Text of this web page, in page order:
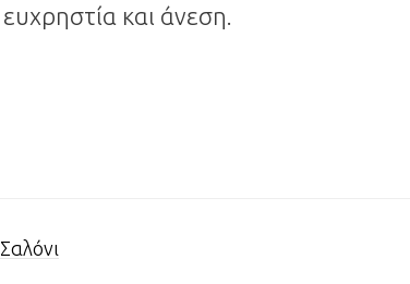
ευχρηστία και άνεση.
Σαλόνι